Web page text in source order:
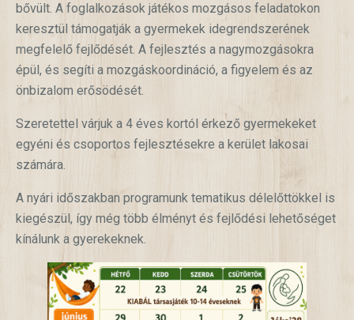
bővült. A foglalkozások játékos mozgásos feladatokon
keresztül támogatják a gyermekek idegrendszerének
megfelelő fejlődését. A fejlesztés a nagymozgásokra
épül, és segíti a mozgáskoordináció, a figyelem és az
önbizalom erősödését.
Szeretettel várjuk a 4 éves kortól érkező gyermekeket
egyéni és csoportos fejlesztésekre a kerület lakosai
számára.
A nyári időszakban programunk tematikus délelőttökkel is
kiegészül, így még több élményt és fejlődési lehetőséget
kínálunk a gyerekeknek.